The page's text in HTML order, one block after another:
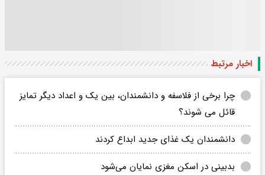
اخبار مرتبط
چرا برخی از فلاسفه و دانشمندان، بین یک و اعداد دیگر تمایز
قائل می شوند؟
دانشمندان یک غذای جدید ابداع کردند
بدبینی در اسکن مغزی نمایان می‌شود